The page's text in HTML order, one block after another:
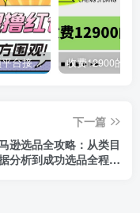
最新某短视频平台接码看广告，无限撸1.3元项目【软件+详细操作教程】
下一篇
逊选品全攻略：从类目
分析到成功选品全程实